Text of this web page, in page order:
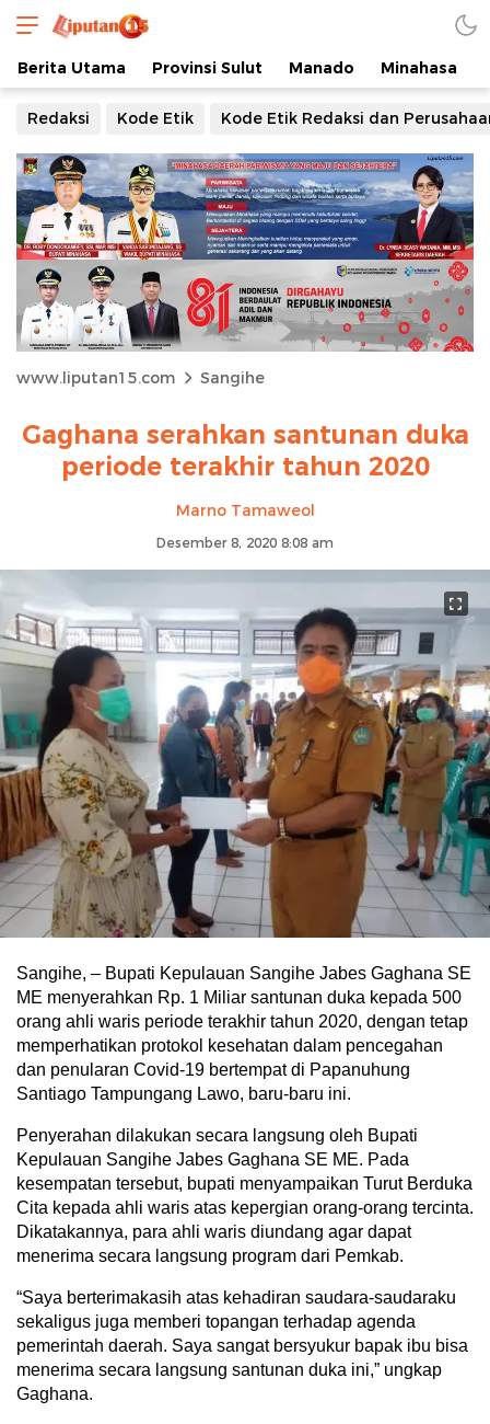
Berita Utama Provinsi Sulut Manado Minahasa
Redaksi Kode Etik Kode Etik Redaksi dan
www.liputan15.com Sangihe
Gaghana serahkan santunan duka
periode terakhir tahun 2020
Marno Tamaweol
Desember 8, 2020 8:08 am
Sangihe, – Bupati Kepulauan Sangihe Jabes Gaghana SE
ME menyerahkan Rp. 1 Miliar santunan duka kepada 500
orang ahli waris periode terakhir tahun 2020, dengan tetap
memperhatikan protokol kesehatan dalam pencegahan
dan penularan Covid-19 bertempat di Papanuhung
Santiago Tampungang Lawo, baru-baru ini.
Penyerahan dilakukan secara langsung oleh Bupati
Kepulauan Sangihe Jabes Gaghana SE ME. Pada
kesempatan tersebut, bupati menyampaikan Turut Berduka
Cita kepada ahli waris atas kepergian orang-orang tercinta.
Dikatakannya, para ahli waris diundang agar dapat
menerima secara langsung program dari Pemkab.
“Saya berterimakasih atas kehadiran saudara-saudaraku
sekaligus juga memberi topangan terhadap agenda
pemerintah daerah. Saya sangat bersyukur bapak ibu bisa
menerima secara langsung santunan duka ini,” ungkap
Gaghana.